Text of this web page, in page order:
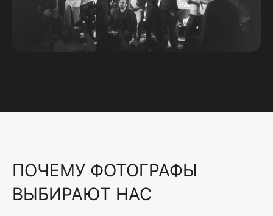
ПОЧЕМУ ФОТОГРАФЫ
ВЫБИРАЮТ НАС